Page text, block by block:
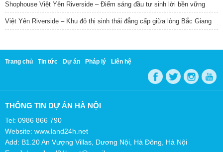
Shophouse Việt Yên Riverside – Điểm sáng đầu tư sinh lời bền vững
Việt Yên Riverside – Khu đô thị sinh thái đẳng cấp giữa lòng Bắc Giang
Trang chủ Tin tức Dự án Pháp lý Liên hệ
THÔNG TIN DỰ ÁN HÀ NỘI
Tel: 0986 866 790
Website: www.land24h.net
Add: B1.20 An Vượng Villas, Dương Nội, Hà Đông, Hà Nội